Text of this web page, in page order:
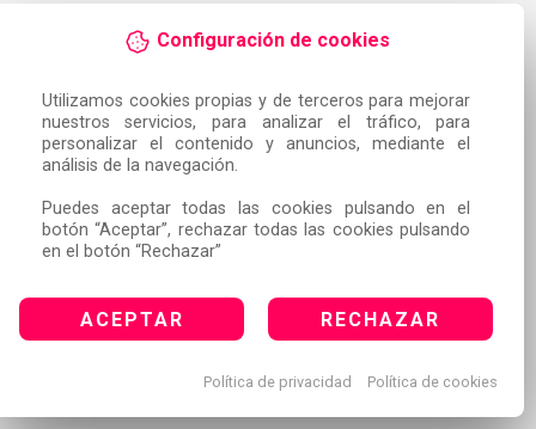
Configuración de cookies
Utilizamos cookies propias y de terceros para mejorar
nuestros servicios, para analizar el tráfico, para
personalizar el contenido y anuncios, mediante el
análisis de la navegación.
Puedes aceptar todas las cookies pulsando en el
botón “Aceptar”, rechazar todas las cookies pulsando
en el botón “Rechazar”
ACEPTAR RECHAZAR
Política de privacidad Política de cookies